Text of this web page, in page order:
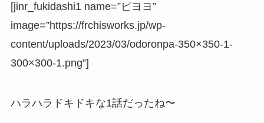
[jinr_fukidashi1 name=”ピヨヨ”
image=”https://frchisworks.jp/wp-
content/uploads/2023/03/odoronpa-350×350-1-
300×300-1.png”]
ハラハラドキドキな1話だったね〜